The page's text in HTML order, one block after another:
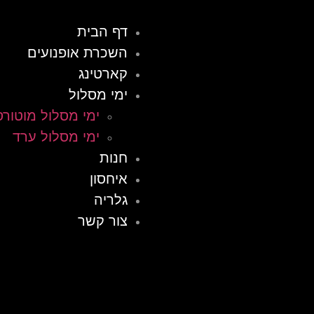
דף הבית
השכרת אופנועים
קארטינג
ימי מסלול
ימי מסלול
ימי מסלול ערד
חנות
איחסון
גלריה
צור קשר